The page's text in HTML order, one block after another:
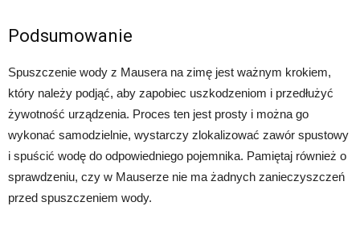
Podsumowanie
Spuszczenie wody z Mausera na zimę jest ważnym krokiem,
który należy podjąć, aby zapobiec uszkodzeniom i przedłużyć
żywotność urządzenia. Proces ten jest prosty i można go
wykonać samodzielnie, wystarczy zlokalizować zawór spustowy
i spuścić wodę do odpowiedniego pojemnika. Pamiętaj również o
sprawdzeniu, czy w Mauserze nie ma żadnych zanieczyszczeń
przed spuszczeniem wody.